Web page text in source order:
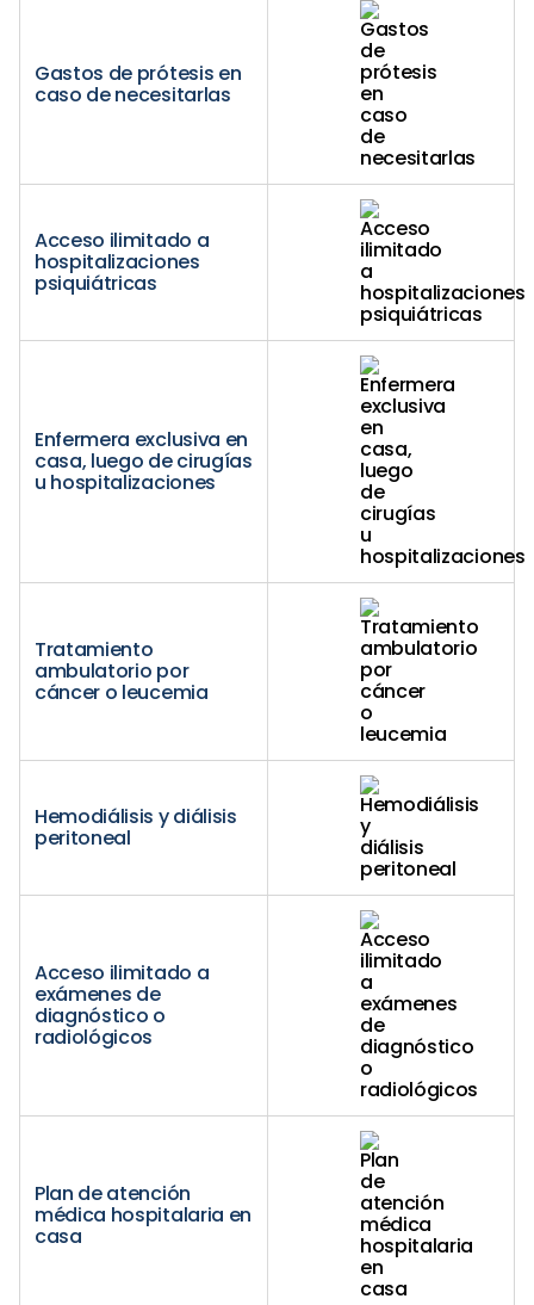
Gastos de prótesis en
caso de necesitarlas
Acceso ilimitado a
hospitalizaciones
psiquiátricas
Enfermera exclusiva en
casa, luego de cirugías
u hospitalizaciones
Tratamiento
ambulatorio por
cáncer o leucemia
Hemodiálisis y diálisis
peritoneal
Acceso ilimitado a
exámenes de
diagnóstico o
radiológicos
Plan de atención
médica hospitalaria en
casa